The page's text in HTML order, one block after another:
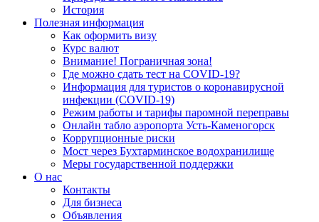
История
Полезная информация
Как оформить визу
Курс валют
Внимание! Пограничная зона!
Где можно сдать тест на COVID-19?
Информация для туристов о коронавирусной
инфекции (COVID-19)
Режим работы и тарифы паромной переправы
Онлайн табло аэропорта Усть-Каменогорск
Коррупционные риски
Мост через Бухтарминское водохранилище
Меры государственной поддержки
О нас
Контакты
Для бизнеса
Объявления